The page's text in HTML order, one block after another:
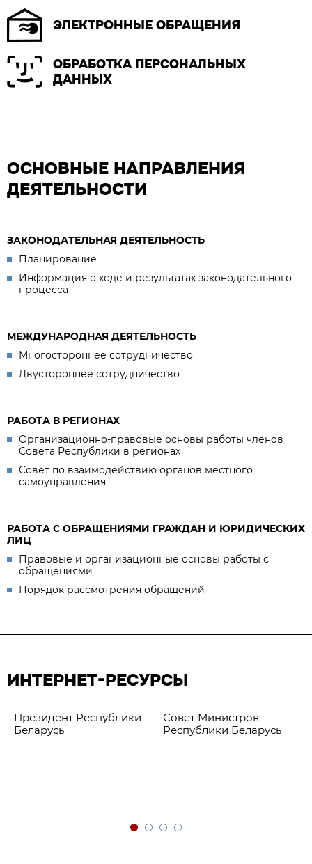
ЭЛЕКТРОННЫЕ ОБРАЩЕНИЯ
ОБРАБОТКА ПЕРСОНАЛЬНЫХ
ДАННЫХ
ОСНОВНЫЕ НАПРАВЛЕНИЯ
ДЕЯТЕЛЬНОСТИ
ЗАКОНОДАТЕЛЬНАЯ ДЕЯТЕЛЬНОСТЬ
Планирование
Информация о ходе и результатах законодательного
процесса
МЕЖДУНАРОДНАЯ ДЕЯТЕЛЬНОСТЬ
Многостороннее сотрудничество
Двустороннее сотрудничество
РАБОТА В РЕГИОНАХ
Организационно-правовые основы работы членов
Совета Республики в регионах
Совет по взаимодействию органов местного
самоуправления
РАБОТА С ОБРАЩЕНИЯМИ ГРАЖДАН И ЮРИДИЧЕСКИХ
ЛИЦ
Правовые и организационные основы работы с
обращениями
Порядок рассмотрения обращений
ИНТЕРНЕТ-РЕСУРСЫ
Президент Республики
Беларусь
Совет Министров
Республики Беларусь